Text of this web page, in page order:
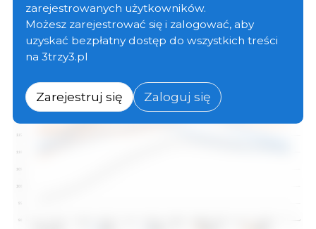
poziomu z sierpnia i o 7,9 punktu (6,6%) w stosunku
do poziomu sprzed roku, osiągając nowy rekordowy
poziom.
zarejestrowanych użytkowników.
Możesz zarejestrować się i zalogować, aby
uzyskać bezpłatny dostęp do wszystkich treści
na 3trzy3.pl
Zarejestruj się Zaloguj się